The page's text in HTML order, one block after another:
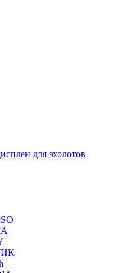
для эхолотов